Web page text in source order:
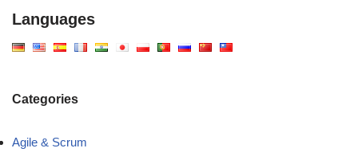
Languages
Categories
Agile & Scrum